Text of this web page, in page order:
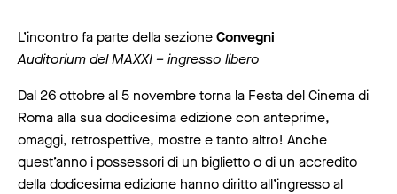
L’incontro fa parte della sezioneConvegni
Auditorium del MAXXI – ingresso libero
Dal 26 ottobre al 5 novembre torna la Festa del Cinema di
Roma alla sua dodicesima edizione con anteprime,
omaggi, retrospettive, mostre e tanto altro! Anche
quest’anno i possessori di un biglietto o di un accredito
della dodicesima edizione hanno diritto all’ingresso al